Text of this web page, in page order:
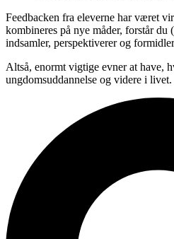
Feedbacken fra eleverne har været
kombineres på nye måder, forstår du
indsamler, perspektiverer og
Altså, enormt vigtige evner at have,
ungdomsuddannelse og videre i livet.